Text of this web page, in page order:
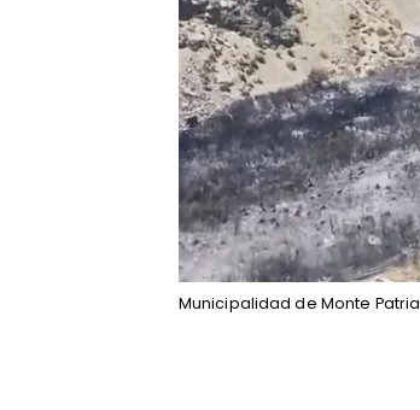
Municipalidad de Monte Patria